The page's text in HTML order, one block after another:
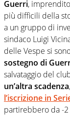
Guerri,
più difficili della
a un gruppo di
sindaco Luigi
delle Vespe si
sostegno di
salvataggio del
un’altra scadenza
l’iscrizione in
partirebbero da -